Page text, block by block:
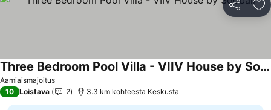
Jaa
Aamiaismajoitus
Three Bedroom Pool Villa - VIIV House by Soobali
10 Loistava 2 3.3 km kohteesta Keskusta